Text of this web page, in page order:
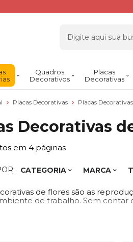
Quadros
Decorativos
Placas
Decorativas
Placas Decorativas Placas
Decorativas
em 4 páginas
CATEGORIA MARCA
de flores são as
de trabalho. Sem